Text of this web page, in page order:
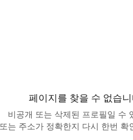
페이지를 찾을 수 없습
비공개 또는 삭제된 프로필일 수
또는 주소가 정확한지 다시 한번 확